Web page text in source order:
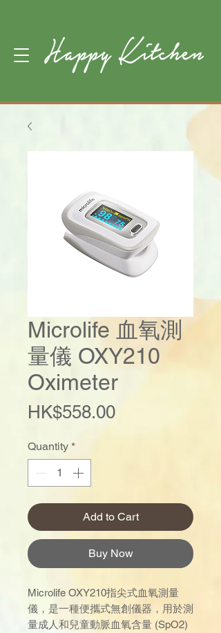
Microlife 血氧測
量儀 OXY210
Oximeter
HK$558.00Price
Quantity *
Add to Cart
Buy Now
Microlife OXY210指尖式血氧測量
儀，是一種便攜式無創儀器，用於測
量成人和兒童動脈血氧含量 (SpO2)